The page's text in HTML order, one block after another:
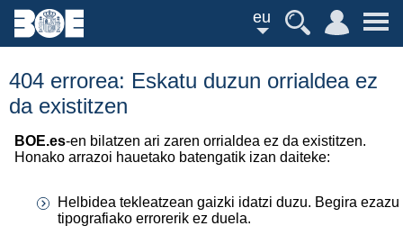
eu
404 errorea: Eskatu duzun orrialdea ez
da existitzen
BOE.es-en bilatzen ari zaren orrialdea ez da existitzen.
Honako arrazoi hauetako batengatik izan daiteke:
Helbidea tekleatzean gaizki idatzi duzu. Begira ezazu
tipografiako errorerik ez duela.